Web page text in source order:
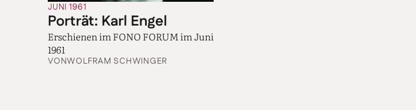
JUNI 1961
Porträt: Karl Engel
Erschienen im FONO FORUM im Juni
1961
VONWOLFRAM SCHWINGER